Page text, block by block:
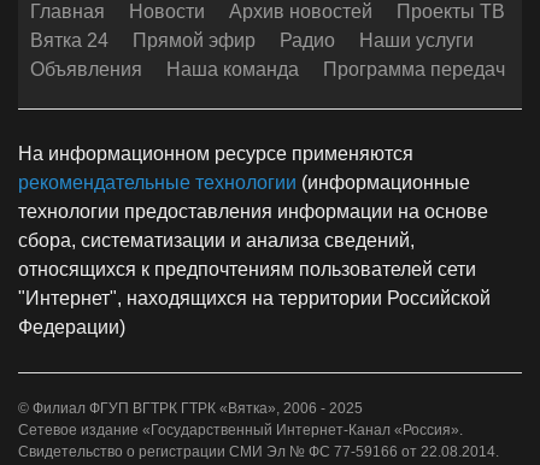
Главная Новости Архив новостей
Проекты ТВ
Вятка 24
Прямой эфир Радио
Наши услуги
Объявления
Наша команда Программа передач
На информационном ресурсе применяются
рекомендательные технологии (информационные
технологии предоставления информации на основе
сбора, систематизации и анализа сведений,
относящихся к предпочтениям пользователей сети
"Интернет", находящихся на территории Российской
Федерации)
© Филиал ФГУП ВГТРК ГТРК «Вятка», 2006 - 2025
Сетевое издание «Государственный Интернет-Канал «Россия».
Свидетельство о регистрации СМИ Эл № ФС 77-59166 от 22.08.2014.